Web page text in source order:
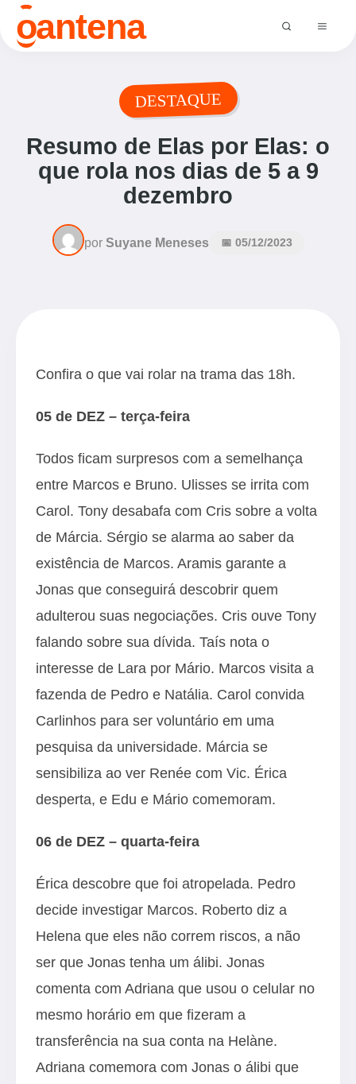
oantena
DESTAQUE
Resumo de Elas por Elas: o
que rola nos dias de 5 a 9
dezembro
por Suyane Meneses 📅 05/12/2023
Confira o que vai rolar na trama das 18h.
05 de DEZ – terça-feira
Todos ficam surpresos com a semelhança
entre Marcos e Bruno. Ulisses se irrita com
Carol. Tony desabafa com Cris sobre a volta
de Márcia. Sérgio se alarma ao saber da
existência de Marcos. Aramis garante a
Jonas que conseguirá descobrir quem
adulterou suas negociações. Cris ouve Tony
falando sobre sua dívida. Taís nota o
interesse de Lara por Mário. Marcos visita a
fazenda de Pedro e Natália. Carol convida
Carlinhos para ser voluntário em uma
pesquisa da universidade. Márcia se
sensibiliza ao ver Renée com Vic. Érica
desperta, e Edu e Mário comemoram.
06 de DEZ – quarta-feira
Érica descobre que foi atropelada. Pedro
decide investigar Marcos. Roberto diz a
Helena que eles não correm riscos, a não
ser que Jonas tenha um álibi. Jonas
comenta com Adriana que usou o celular no
mesmo horário em que fizeram a
transferência na sua conta na Helàne.
Adriana comemora com Jonas o álibi que